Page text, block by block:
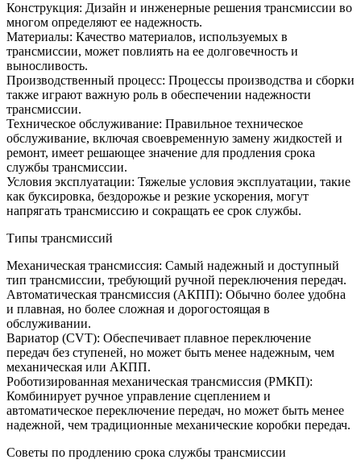
Конструкция: Дизайн и инженерные решения трансмиссии во
многом определяют ее надежность.
Материалы: Качество материалов, используемых в
трансмиссии, может повлиять на ее долговечность и
выносливость.
Производственный процесс: Процессы производства и сборки
также играют важную роль в обеспечении надежности
трансмиссии.
Техническое обслуживание: Правильное техническое
обслуживание, включая своевременную замену жидкостей и
ремонт, имеет решающее значение для продления срока
службы трансмиссии.
Условия эксплуатации: Тяжелые условия эксплуатации, такие
как буксировка, бездорожье и резкие ускорения, могут
напрягать трансмиссию и сокращать ее срок службы.
Типы трансмиссий
Механическая трансмиссия: Самый надежный и доступный
тип трансмиссии, требующий ручной переключения передач.
Автоматическая трансмиссия (АКПП): Обычно более удобна
и плавная, но более сложная и дорогостоящая в
обслуживании.
Вариатор (CVT): Обеспечивает плавное переключение
передач без ступеней, но может быть менее надежным, чем
механическая или АКПП.
Роботизированная механическая трансмиссия (РМКП):
Комбинирует ручное управление сцеплением и
автоматическое переключение передач, но может быть менее
надежной, чем традиционные механические коробки передач.
Советы по продлению срока службы трансмиссии